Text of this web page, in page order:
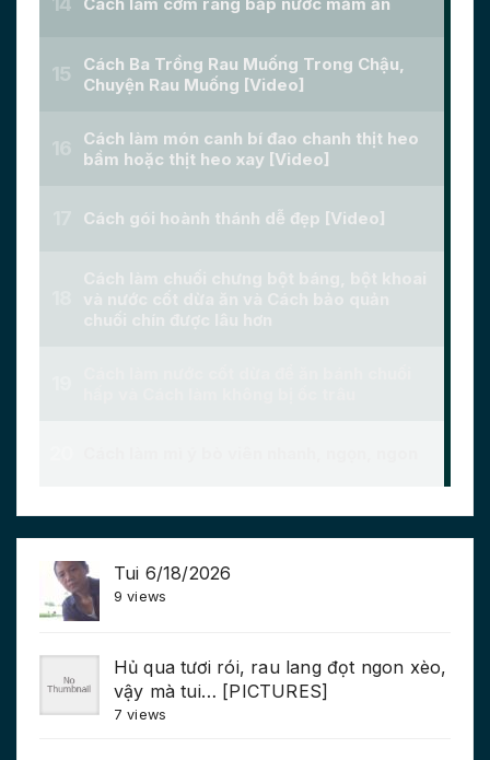
Tui 6/18/2026
9 views
Hủ qua tươi rói, rau lang đọt ngon xèo,
vậy mà tui… [PICTURES]
7 views